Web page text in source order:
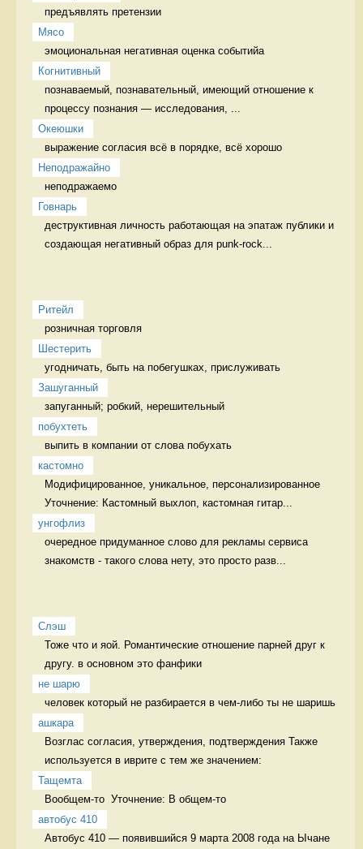
предъявлять претензии
Мясо
эмоциональная негативная оценка событийа
Когнитивный
познаваемый, познавательный, имеющий отношение к
процессу познания — исследования, ...
Океюшки
выражение согласия всё в порядке, всё хорошо
Неподражайно
неподражаемо
Говнарь
деструктивная личность работающая на эпатаж публики и
создающая негативный образ для punk-rock...
Ритейл
розничная торговля
Шестерить
угодничать, быть на побегушках, прислуживать
Зашуганный
запуганный; робкий, нерешительный
побухтеть
выпить в компании от слова побухать
кастомно
Модифицированное, уникальное, персонализированное
Уточнение: Кастомный выхлоп, кастомная гитар...
унгофлиз
очередное придуманное слово для рекламы сервиса
знакомств - такого слова нету, это просто разв...
Слэш
Тоже что и яой. Романтические отношение парней друг к
другу. в основном это фанфики
не шарю
ашкара
Возглас согласия, утверждения, подтверждения Также
используется в иврите с тем же значением:
Тащемта
Вообщем-то  Уточнение: В общем-то
автобус 410
Автобус 410 — появившийся 9 марта 2008 года на Ычане